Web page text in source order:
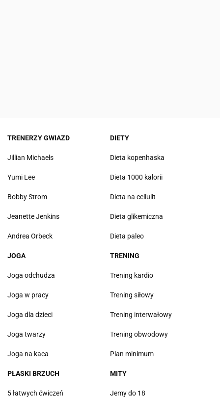
TRENERZY GWIAZD
Jillian Michaels
Yumi Lee
Bobby Strom
Jeanette Jenkins
Andrea Orbeck
DIETY
Dieta kopenhaska
Dieta 1000 kalorii
Dieta na cellulit
Dieta glikemiczna
Dieta paleo
JOGA
Joga odchudza
Joga w pracy
Joga dla dzieci
Joga twarzy
Joga na kaca
TRENING
Trening kardio
Trening siłowy
Trening interwałowy
Trening obwodowy
Plan minimum
PŁASKI BRZUCH
5 łatwych ćwiczeń
MITY
Jemy do 18